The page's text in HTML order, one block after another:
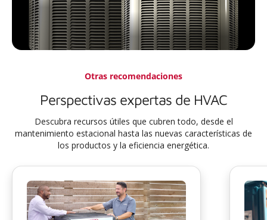
Otras recomendaciones
Perspectivas expertas de HVAC
Descubra recursos útiles que cubren todo, desde el
mantenimiento estacional hasta las nuevas características de
los productos y la eficiencia energética.